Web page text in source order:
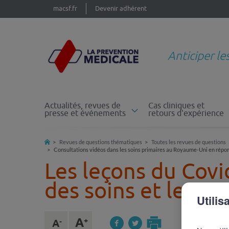
macsf.fr Devenir adhérent
Anticiper
Actualités, revues de
presse et événements
Cas cliniques et
retours d'expérience
Revues de questions thématiques Toutes les revues de questions
Consultations vidéos dans les soins primaires au Royaume-Uni en
Les leçons du
des soins et les